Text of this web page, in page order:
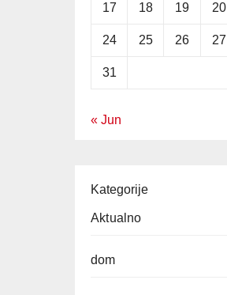
17 18 19 20
24 25 26 27
31
« Jun
Kategorije
Aktualno
dom